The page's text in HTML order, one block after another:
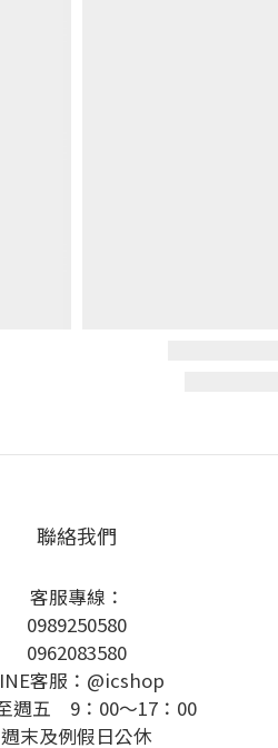
聯絡我們
客服專線：
0989250580
0962083580
客服：@icshop
週五 9：00～17：00
週末及例假日公休